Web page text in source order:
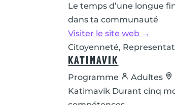
Le temps d’une longue
dans ta communauté
Visiter le site web →
Citoyenneté,
KATIMAVIK
Programme Adultes
Katimavik Durant cinq